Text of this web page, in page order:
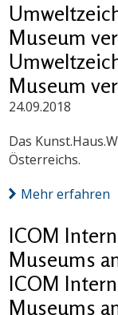
Museum
Museum
24.09.2018
Das
Österreichs.
Mehr erfahren
ICOM
Museums
ICOM
Museums